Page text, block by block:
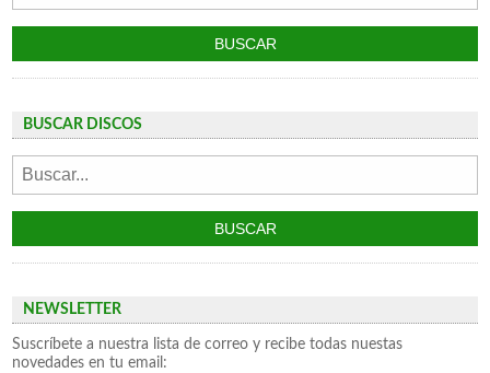
BUSCAR DISCOS
NEWSLETTER
Suscríbete a nuestra lista de correo y recibe todas nuestas
novedades en tu email: